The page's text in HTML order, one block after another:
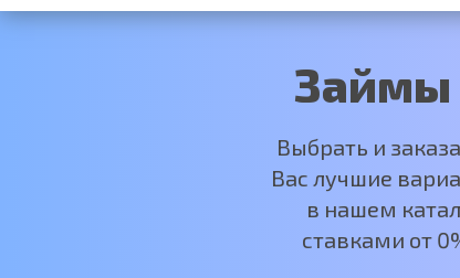
Займы
Выбрать и
Вас лучшие
в нашем
ставками от